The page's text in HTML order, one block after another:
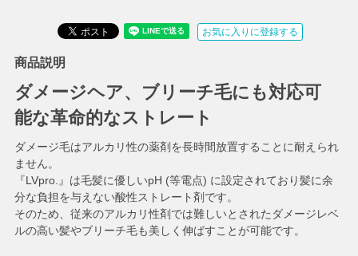
お気に入りに登録する
商品説明
ダメージヘア、ブリーチ毛にも対応可
能な革命的なストレート
ダメージ毛はアルカリ性の薬剤を長時間放置することに耐えられ
ません。
『LVpro.』は毛髪に優しいpH (等電点) に設定されており髪に余
分な負担を与えない酸性ストレート剤です。
そのため、従来のアルカリ性剤では難しいとされたダメージレベ
ルの高い髪やブリーチ毛も美しく伸ばすことが可能です。